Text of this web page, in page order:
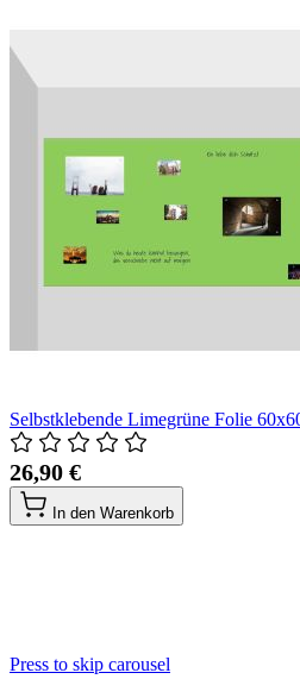
Selbstklebende Limegrüne Folie
26,90 €
In den Warenkorb
Press to skip carousel